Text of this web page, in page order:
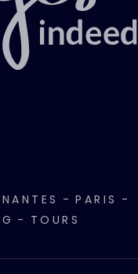
NANTES - PARIS -
- TOURS